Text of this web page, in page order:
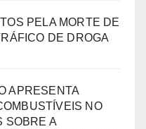
PELA MORTE DE
DE DROGA
APRESENTA
NO
SOBRE A